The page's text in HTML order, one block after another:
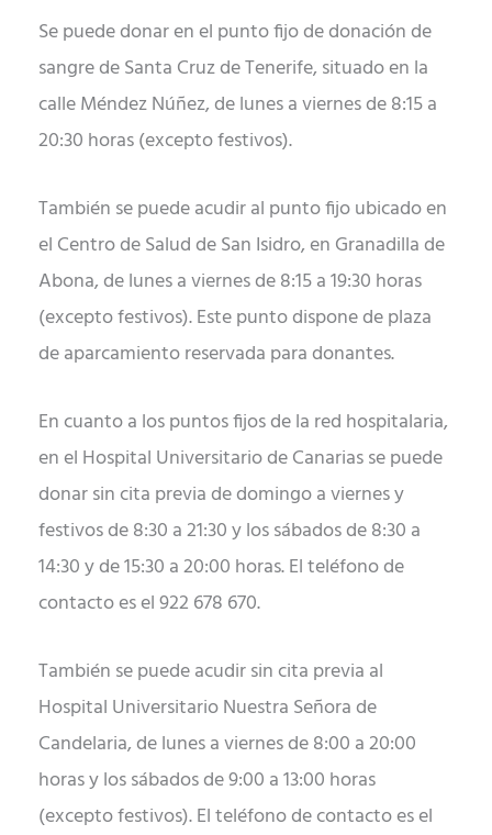
Se puede donar en el punto fijo de donación de
sangre de Santa Cruz de Tenerife, situado en la
calle Méndez Núñez, delunesaviernesde 8:15 a
20:30 horas (excepto festivos).
También se puede acudir al punto fijo ubicado en
el Centro de Salud de San Isidro, en Granadilla de
Abona, delunesaviernesde 8:15 a 19:30 horas
(excepto festivos). Este punto dispone de plaza
de aparcamiento reservada para donantes.
En cuanto a los puntos fijos de la red hospitalaria,
en el Hospital Universitario de Canarias se puede
donar sin cita previa dedomingoaviernesy
festivos de 8:30 a 21:30 y lossábados de 8:30 a
14:30 y de 15:30 a 20:00 horas. El teléfono de
contacto es el 922 678 670.
También se puede acudir sin cita previa al
Hospital Universitario Nuestra Señora de
Candelaria, delunesaviernesde 8:00 a 20:00
horas y lossábados de 9:00 a 13:00 horas
(excepto festivos). El teléfono de contacto es el